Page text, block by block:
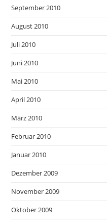
September 2010
August 2010
Juli 2010
Juni 2010
Mai 2010
April 2010
März 2010
Februar 2010
Januar 2010
Dezember 2009
November 2009
Oktober 2009